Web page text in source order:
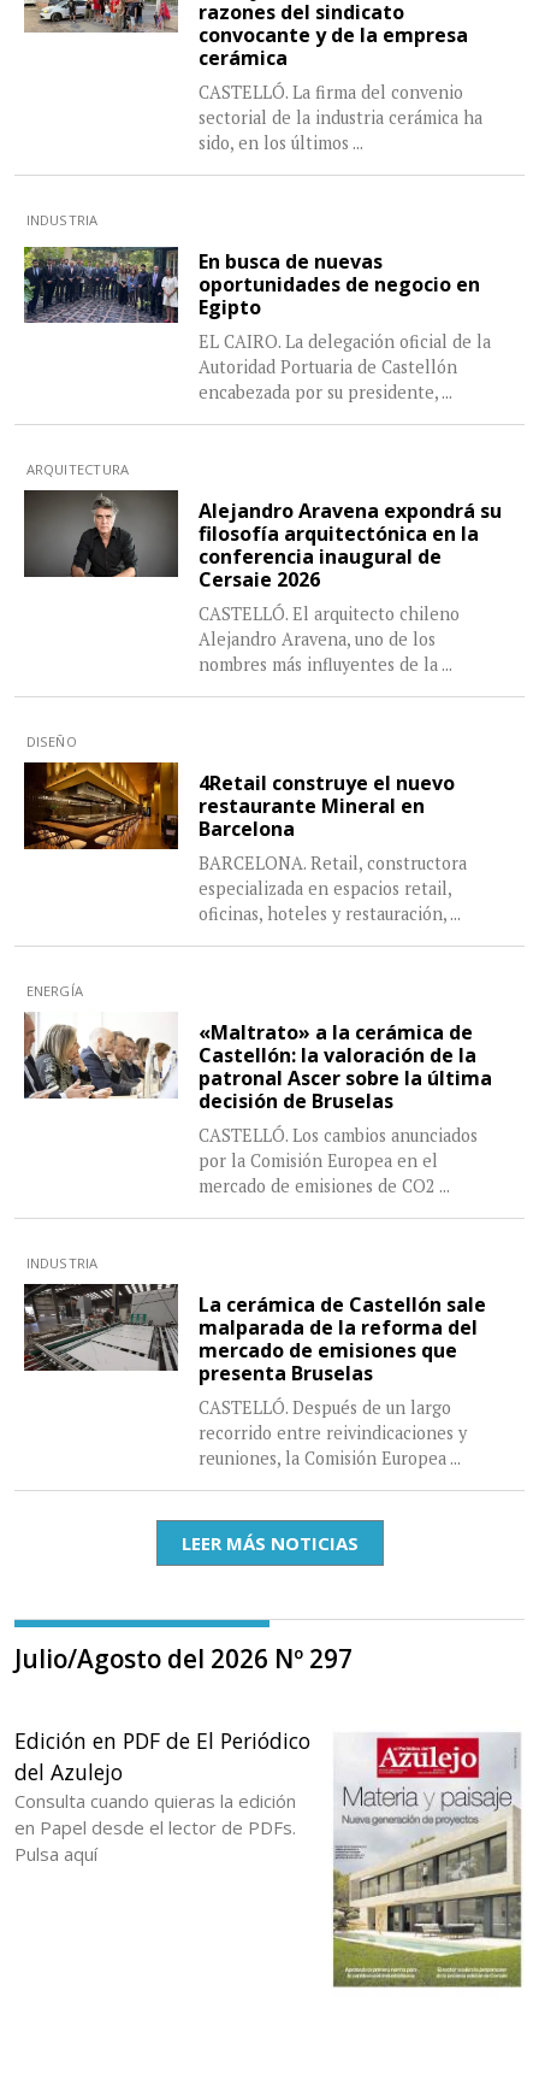
razones del sindicato
convocante y de la empresa
cerámica
CASTELLÓ. La firma del convenio
sectorial de la industria cerámica ha
sido, en los últimos ...
INDUSTRIA
En busca de nuevas
oportunidades de negocio en
Egipto
EL CAIRO. La delegación oficial de la
Autoridad Portuaria de Castellón
encabezada por su presidente, ...
ARQUITECTURA
Alejandro Aravena expondrá su
filosofía arquitectónica en la
conferencia inaugural de
Cersaie 2026
CASTELLÓ. El arquitecto chileno
Alejandro Aravena, uno de los
nombres más influyentes de la ...
DISEÑO
4Retail construye el nuevo
restaurante Mineral en
Barcelona
BARCELONA. Retail, constructora
especializada en espacios retail,
oficinas, hoteles y restauración, ...
ENERGÍA
«Maltrato» a la cerámica de
Castellón: la valoración de la
patronal Ascer sobre la última
decisión de Bruselas
CASTELLÓ. Los cambios anunciados
por la Comisión Europea en el
mercado de emisiones de CO2 ...
INDUSTRIA
La cerámica de Castellón sale
malparada de la reforma del
mercado de emisiones que
presenta Bruselas
CASTELLÓ. Después de un largo
recorrido entre reivindicaciones y
reuniones, la Comisión Europea ...
LEER MÁS NOTICIAS
Julio/Agosto del 2026 Nº 297
Edición en PDF de El Periódico
del Azulejo
Consulta cuando quieras la edición
en Papel desde el lector de PDFs.
Pulsa aquí